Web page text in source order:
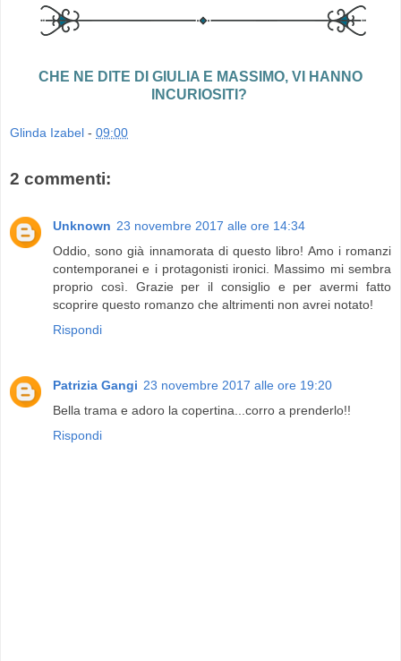
CHE NE DITE DI GIULIA E MASSIMO, VI HANNO
INCURIOSITI?
Glinda Izabel - 09:00
2 commenti:
Unknown 23 novembre 2017 alle ore 14:34
Oddio, sono già innamorata di questo libro! Amo i romanzi
contemporanei e i protagonisti ironici. Massimo mi sembra
proprio così. Grazie per il consiglio e per avermi fatto
scoprire questo romanzo che altrimenti non avrei notato!
Rispondi
Patrizia Gangi 23 novembre 2017 alle ore 19:20
Bella trama e adoro la copertina...corro a prenderlo!!
Rispondi